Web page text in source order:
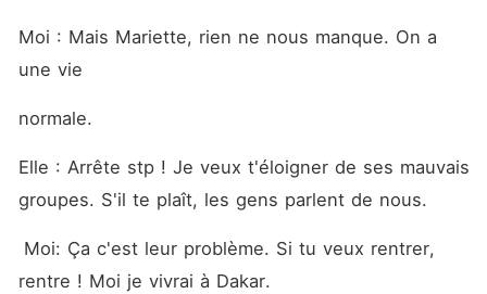
Moi : Mais Mariette, rien ne nous manque. On a
une vie
normale.
Elle : Arrête stp ! Je veux t'éloigner de ses mauvais
groupes. S'il te plaît, les gens parlent de nous.
rentre ! Moi je vivrai à Dakar.